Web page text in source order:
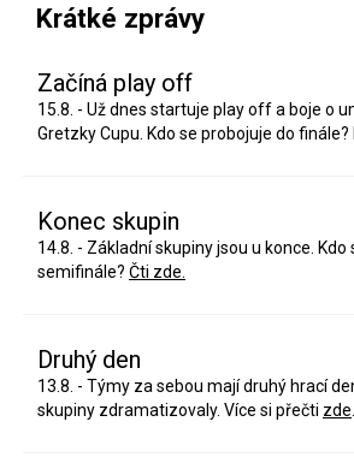
Krátké zprávy
Začíná play off
15.8. - Už dnes startuje play off a boje o
Gretzky Cupu. Kdo se probojuje do
Konec skupin
14.8. - Základní skupiny jsou u konce. Kdo
semifinále? Čti zde.
Druhý den
13.8. - Týmy za sebou mají druhý hrací
skupiny zdramatizovaly. Více si přečti zde